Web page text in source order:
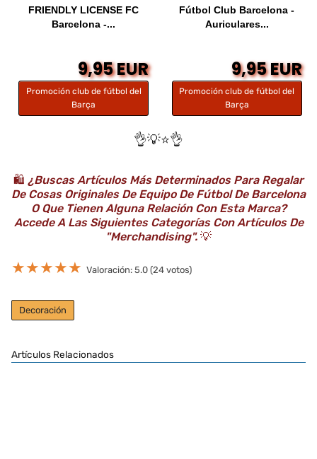
FRIENDLY LICENSE FC
Barcelona -...
9,95 EUR
Promoción club de fútbol del
Barça
Fútbol Club Barcelona -
Auriculares...
9,95 EUR
Promoción club de fútbol del
Barça
👌💡⭐️👌
🛍️ ¿Buscas Artículos Más Determinados Para Regalar
De Cosas Originales De Equipo De Fútbol De Barcelona
O Que Tienen Alguna Relación Con Esta Marca?
Accede A Las Siguientes Categorías Con Artículos De
"Merchandising". 💡
★★★★★ Valoración: 5.0 (24 votos)
Decoración
Artículos Relacionados